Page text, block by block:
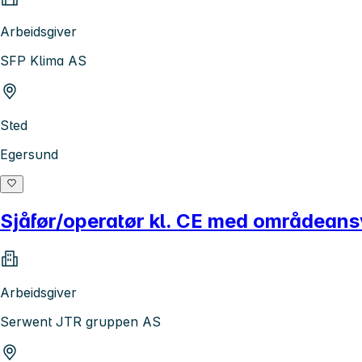
Arbeidsgiver
SFP Klima AS
Sted
Egersund
Sjåfør/operatør kl. CE med
Arbeidsgiver
Serwent JTR gruppen AS